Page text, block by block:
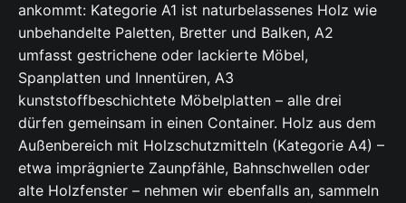
ankommt: Kategorie A1 ist naturbelassenes Holz wie
unbehandelte Paletten, Bretter und Balken, A2
umfasst gestrichene oder lackierte Möbel,
Spanplatten und Innentüren, A3
kunststoffbeschichtete Möbelplatten – alle drei
dürfen gemeinsam in einen Container. Holz aus dem
Außenbereich mit Holzschutzmitteln (Kategorie A4) –
etwa imprägnierte Zaunpfähle, Bahnschwellen oder
alte Holzfenster – nehmen wir ebenfalls an, sammeln